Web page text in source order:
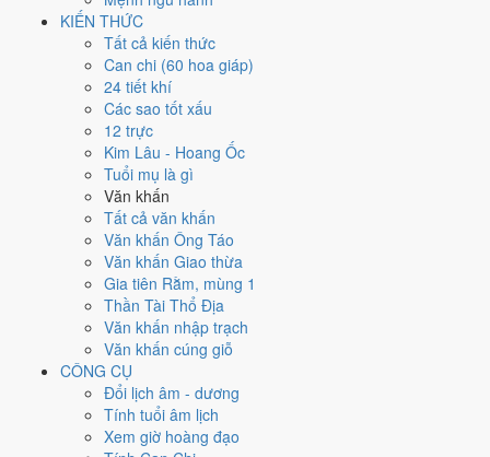
KIẾN THỨC
Tất cả kiến thức
Can chi (60 hoa giáp)
24 tiết khí
Các sao tốt xấu
12 trực
Kim Lâu - Hoang Ốc
Tuổi mụ là gì
Văn khấn
Tất cả văn khấn
Văn khấn Ông Táo
Văn khấn Giao thừa
Gia tiên Rằm, mùng 1
Thần Tài Thổ Địa
Văn khấn nhập trạch
Văn khấn cúng giỗ
CÔNG CỤ
Đổi lịch âm - dương
Tính tuổi âm lịch
Xem giờ hoàng đạo
Ngày 3/10/2026 tốt hay xấu cho
việc gì?
Ngày 3/10/2026 đạt3.9/10
Giải trừ - tẩy uế (8/10) , thấp nhất là
. Trực Trừ (ngày trừ bỏ điều cũ, đón điều mới) nhưng gặp Sao
Thiên Lao hắc đạo nên điểm từng việc chênh nhau như bảng dưới.
Cưới hỏi - đính hôn
Trung bình
Cưới hỏi - đính hôn hôm nay ở
Hắc Đạogây bất lợi.
Cách tính ngày tốt
Khai trương - mở cửa hàng
3 /10Xấu
Khai trương - mở cửa hàng hôm nay ở
Trừ và Ngày Hắc Đạogây bất lợi.
Cách tính ngày tốt